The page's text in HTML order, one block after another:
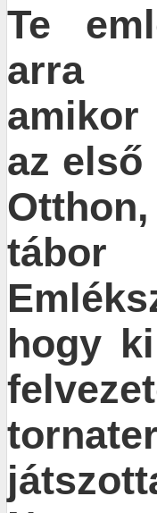
Te
arra
az első
tábor
hogy